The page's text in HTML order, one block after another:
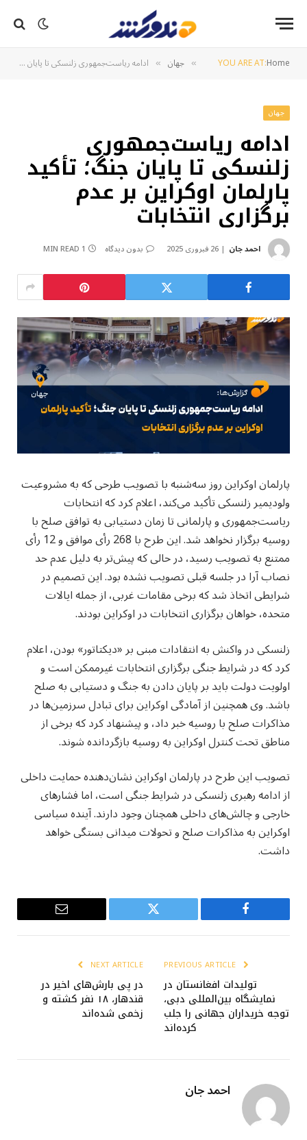
YOU ARE AT:Home
» جهان » ادامه ریاست‌جمهوری زلنسکی تا پایان جنگ؛ تأکید پارلمان اوکراین بر عدم برگزاری انتخابات
جهان
ادامه ریاست‌جمهوری
زلنسکی تا پایان جنگ؛ تأکید
پارلمان اوکراین بر عدم
برگزاری انتخابات
احمد جان 26 فبروری 2025 بدون دیدگاه 1 MIN READ
پارلمان اوکراین روز سه‌شنبه با تصویب طرحی که به مشروعیت
ولودیمیر زلنسکی تأکید می‌کند، اعلام کرد که انتخابات
ریاست‌جمهوری و پارلمانی تا زمان دستیابی به توافق صلح با
روسیه برگزار نخواهد شد. این طرح با 268 رأی موافق و 12 رأی
ممتنع به تصویب رسید، در حالی که پیش‌تر به دلیل عدم حد
نصاب آرا در جلسه قبلی تصویب نشده بود. این تصمیم در
شرایطی اتخاذ شد که برخی مقامات غربی، از جمله ایالات
متحده، خواهان برگزاری انتخابات در اوکراین بودند.
زلنسکی در واکنش به انتقادات مبنی بر «دیکتاتور» بودن، اعلام
کرد که در شرایط جنگی برگزاری انتخابات غیرممکن است و
اولویت دولت باید بر پایان دادن به جنگ و دستیابی به صلح
باشد. وی همچنین از آمادگی اوکراین برای تبادل سرزمین‌ها در
مذاکرات صلح با روسیه خبر داد، و پیشنهاد کرد که برخی از
مناطق تحت کنترل اوکراین به روسیه بازگردانده شوند.
تصویب این طرح در پارلمان اوکراین نشان‌دهنده حمایت داخلی
از ادامه رهبری زلنسکی در شرایط جنگی است، اما فشارهای
خارجی و چالش‌های داخلی همچنان وجود دارند. آینده سیاسی
اوکراین به مذاکرات صلح و تحولات میدانی بستگی خواهد
داشت.
Facebook
Twitter
Email
تولیدات افغانستان در
نمایشگاه بین‌المللی دبی،
توجه خریداران جهانی را جلب
کرده‌اند
NEXT ARTICLE
در پی بارش‌های اخیر در
قندهار، ۱۸ نفر کشته و
زخمی شده‌اند
احمد جان